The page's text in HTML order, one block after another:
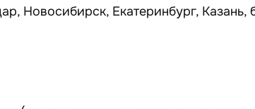
Новосибирск, Екатеринбург, Казань,